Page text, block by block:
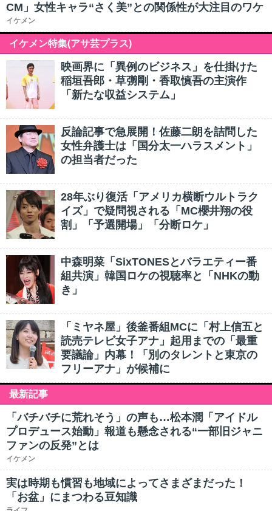
CM」女性キャラ“さく美”との関係性が大注目のワケ
イケメン
イケメン特集(アサ芸プラス)
映画界に「異例のビジネス」を仕掛けた
稲垣吾郎・草彅剛・香取慎吾の主演作
「新たな収益システム」
反論記事で急展開！佐藤二朗を詰問した
女性弁護士は「国分太一ハラスメント」
の担当者だった
28年ぶり復活「アメリカ横断ウルトラク
イズ」で疑問視される「MC櫻井翔の役
割」「予選開場」「分断ロケ」
中森明菜「SixTONESとバラエティー番
組共演」韓国ロケの視聴率と「NHKの動
き」
「ミヤネ屋」後釜番組MCに「村上信五と
読売テレビ女子アナ」起用までの「最重
要議論」内幕！「別のタレントと東京の
フリーアナ」が候補に
最新記事
「バチバチに荒れそう」の声も…松本潤「アイドル
プロデュース始動」報道も懸念される“一部旧ジャニ
ファンの反発”とは
イケメン
実は時期も慣習も地域によってさまざまだった！
「お盆」にまつわる豆知識